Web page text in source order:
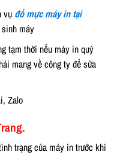
vụ đổ mực máy in tại
máy
tạm thời nếu máy in quý
mang về công ty để sửa
Zalo
trạng của máy in trước khi